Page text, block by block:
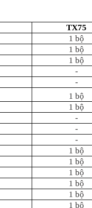
TX75
1 bộ
1 bộ
1 bộ
-
-
1 bộ
1 bộ
-
-
-
1 bộ
1 bộ
1 bộ
1 bộ
1 bộ
1 bộ